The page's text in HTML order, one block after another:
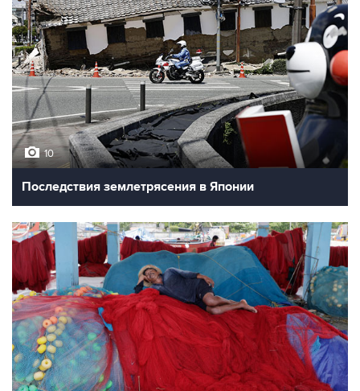
10
Последствия землетрясения в Японии